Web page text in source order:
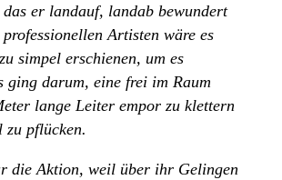
er landauf, landab bewundert
professionellen Artisten wäre es
simpel erschienen, um es
ging darum, eine frei im Raum
lange Leiter empor zu klettern
zu pflücken.
die Aktion, weil über ihr Gelingen